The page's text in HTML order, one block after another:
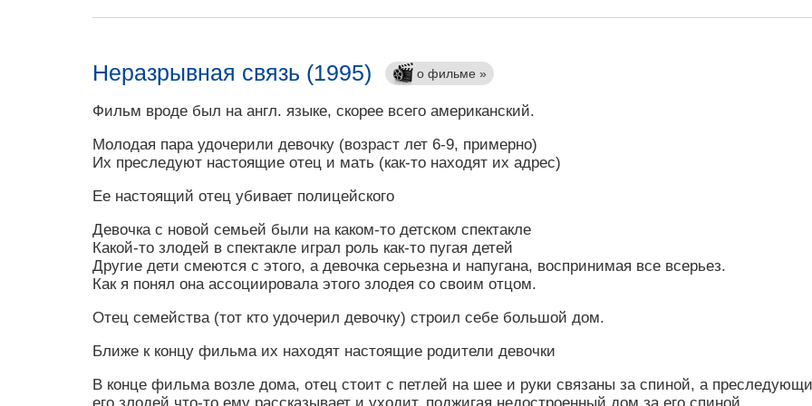
Неразрывная связь (1995) о фильме »
Фильм вроде был на англ. языке, скорее всего американский.
Молодая пара удочерили девочку (возраст лет 6-9, примерно)
Их преследуют настоящие отец и мать (как-то находят их адрес)
Ее настоящий отец убивает полицейского
Девочка с новой семьей были на каком-то детском спектакле
Какой-то злодей в спектакле играл роль как-то пугая детей
Другие дети смеются с этого, а девочка серьезна и напугана, воспринимая все всерьез.
Как я понял она ассоциировала этого злодея со своим отцом.
Отец семейства (тот кто удочерил девочку) строил себе большой дом.
Ближе к концу фильма их находят настоящие родители девочки
В конце фильма возле дома, отец стоит с петлей на шее и руки связаны за спиной, а